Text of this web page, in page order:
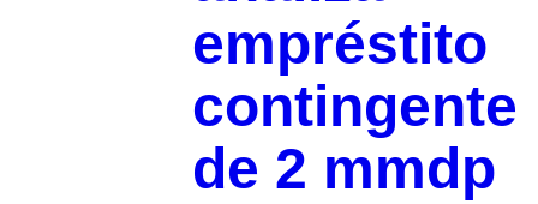
empréstito
contingente
de 2 mmdp